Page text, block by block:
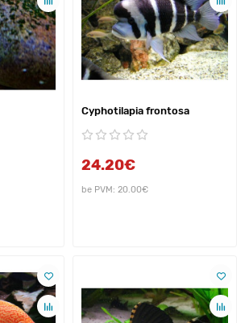
Cyphotilapia frontosa
24.20€
be PVM: 20.00€